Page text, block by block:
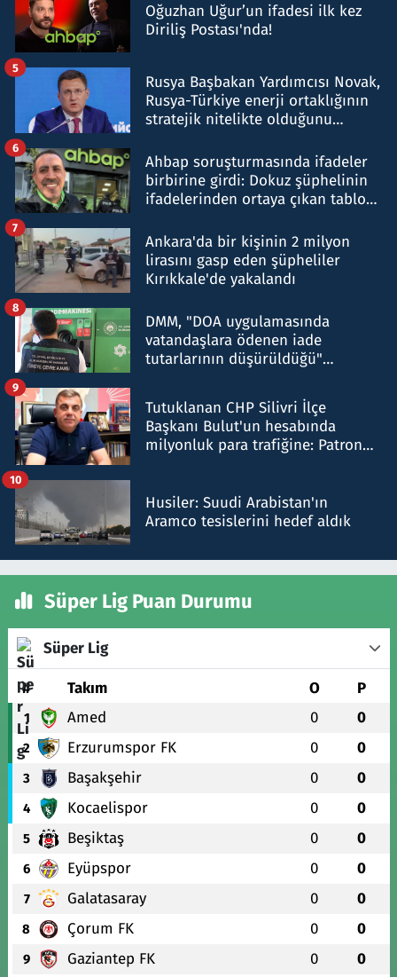
Oğuzhan Uğur’un ifadesi ilk kez
Diriliş Postası'nda!
Rusya Başbakan Yardımcısı Novak,
Rusya-Türkiye enerji ortaklığının
stratejik nitelikte olduğunu
5
Ahbap soruşturmasında ifadeler
birbirine girdi: Dokuz şüphelinin
ifadelerinden ortaya çıkan tablo
6
Ankara'da bir kişinin 2 milyon
lirasını gasp eden şüpheliler
Kırıkkale'de yakalandı
7
DMM, "DOA uygulamasında
vatandaşlara ödenen iade
tutarlarının düşürüldüğü"
8
Tutuklanan CHP Silivri İlçe
Başkanı Bulut'un hesabında
milyonluk para trafiğine: Patron
9
Husiler: Suudi Arabistan'ın
Aramco tesislerini hedef aldık
10
Süper Lig Puan Durumu
Süper Lig
# Takım O P
1 Amed 0 0
2 Erzurumspor FK 0 0
3 Başakşehir 0 0
4 Kocaelispor 0 0
5 Beşiktaş 0 0
6 Eyüpspor 0 0
7 Galatasaray 0 0
8 Çorum FK 0 0
9 Gaziantep FK 0 0